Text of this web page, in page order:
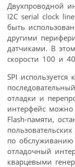
Двухпроводной
I2C serial clock
быть
другими
датчиками. В
скорости 100 и
SPI используется
отладки и
интерфейс
Flash-памяти,
по обслуживанию
отладочный
кварцевыми